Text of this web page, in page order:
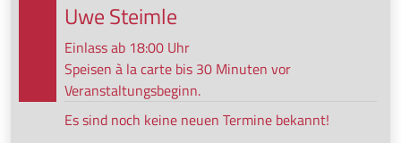
Uwe Steimle
Einlass ab 18:00 Uhr
Speisen à la carte bis 30 Minuten vor
Veranstaltungsbeginn.
Es sind noch keine neuen Termine bekannt!